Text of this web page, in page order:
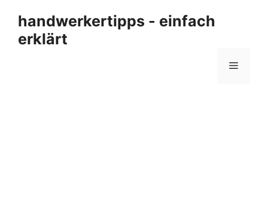
Inhalt
springen
handwerkertipps - einfach
erklärt
Menü